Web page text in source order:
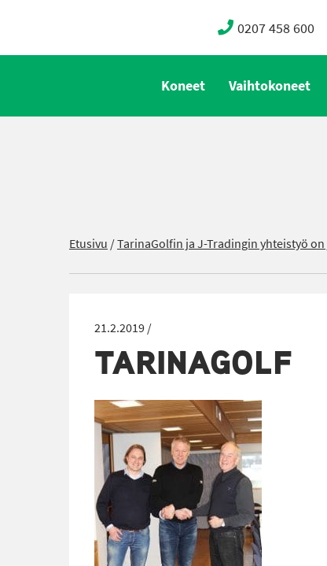
0207 458 600
Koneet Vaihtokoneet
Etusivu /TarinaGolfin ja J-Tradingin yhteistyö
21.2.2019 /
TARINAGOLF